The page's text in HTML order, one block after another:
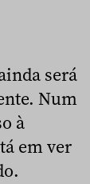
será
Num
à
em ver